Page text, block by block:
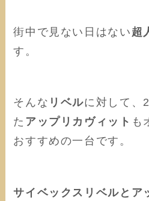
街中で見ない日はない 超
す。
そんな リベルに対して、
た アップリカヴィット も
おすすめの一台です。
サイベックスリベルとア